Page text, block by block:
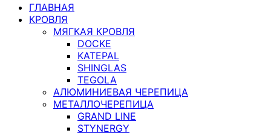
ГЛАВНАЯ
КРОВЛЯ
МЯГКАЯ КРОВЛЯ
DOCKE
KATEPAL
SHINGLAS
TEGOLA
АЛЮМИНИЕВАЯ ЧЕРЕПИЦА
МЕТАЛЛОЧЕРЕПИЦА
GRAND LINE
STYNERGY